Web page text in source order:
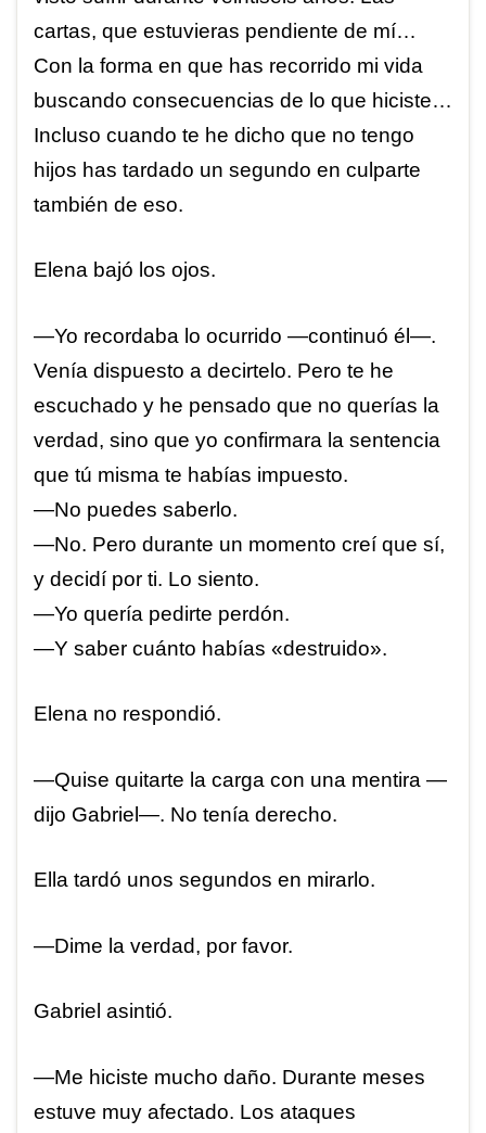
cartas, que estuvieras pendiente de mí…
Con la forma en que has recorrido mi vida
buscando consecuencias de lo que hiciste…
Incluso cuando te he dicho que no tengo
hijos has tardado un segundo en culparte
también de eso.
Elena bajó los ojos.
—Yo recordaba lo ocurrido —continuó él—.
Venía dispuesto a decirtelo. Pero te he
escuchado y he pensado que no querías la
verdad, sino que yo confirmara la sentencia
que tú misma te habías impuesto.
—No puedes saberlo.
—No. Pero durante un momento creí que sí,
y decidí por ti. Lo siento.
—Yo quería pedirte perdón.
—Y saber cuánto habías «destruido».
Elena no respondió.
—Quise quitarte la carga con una mentira —
dijo Gabriel—. No tenía derecho.
Ella tardó unos segundos en mirarlo.
—Dime la verdad, por favor.
Gabriel asintió.
—Me hiciste mucho daño. Durante meses
estuve muy afectado. Los ataques